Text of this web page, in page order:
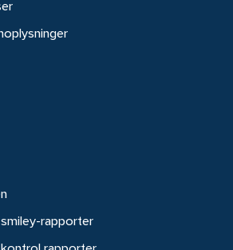
rapporter